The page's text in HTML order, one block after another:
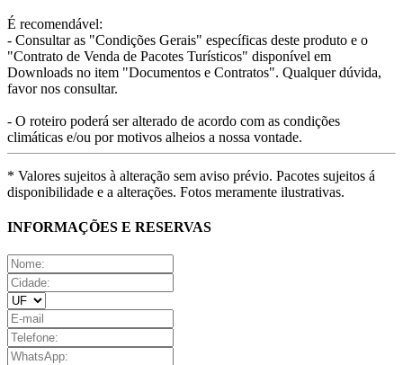
É recomendável:
- Consultar as "Condições Gerais" específicas deste produto e o
"Contrato de Venda de Pacotes Turísticos" disponível em
Downloads no item "Documentos e Contratos". Qualquer dúvida,
favor nos consultar.
- O roteiro poderá ser alterado de acordo com as condições
climáticas e/ou por motivos alheios a nossa vontade.
* Valores sujeitos à alteração sem aviso prévio. Pacotes sujeitos á
disponibilidade e a alterações. Fotos meramente ilustrativas.
INFORMAÇÕES E RESERVAS